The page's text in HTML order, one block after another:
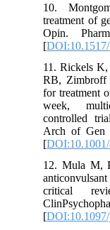
10.
treatment of
Opin.
[
11. Rickels
RB,
for
week,
controlled
Arch of
[
12. Mula
critical
[